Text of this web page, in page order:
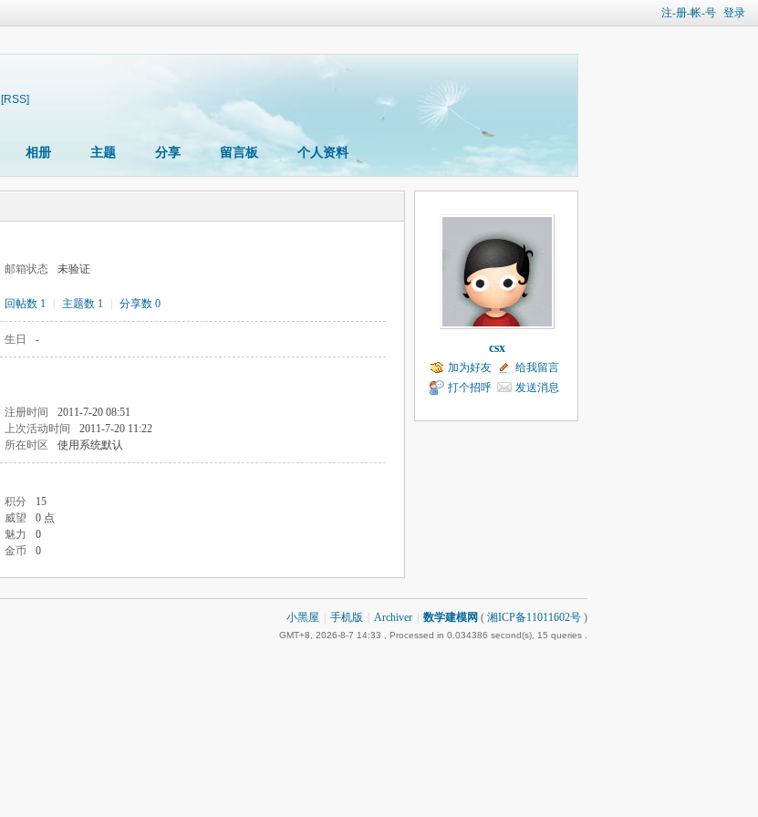
注-册-帐-号 登录
[RSS]
相册 主题 分享 留言板 个人资料
邮箱状态 未验证
回帖数 1 主题数 1 分享数 0
生日 -
注册时间
2011-7-20 08:51
上次活动时间
2011-7-20 11:22
所在时区 使用系统默认
积分
15
威望
0 点
魅力
0
金币 0
csx
加为好友
给我留言
打个招呼
发送消息
小黑屋 手机版 Archiver 数学建模网 ( 湘ICP备11011602号 )
GMT+8, 2026-8-7 14:33 , Processed in 0.034386 second(s), 15 queries .